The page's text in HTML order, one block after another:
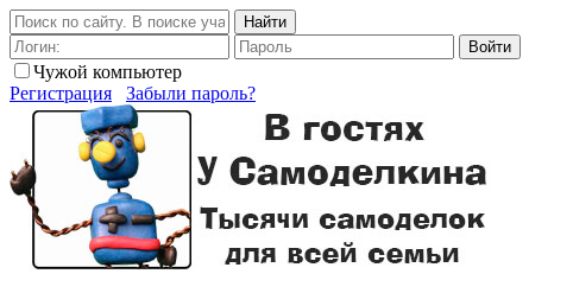
Найти
Войти
Чужой компьютер
Регистрация
Забыли пароль?